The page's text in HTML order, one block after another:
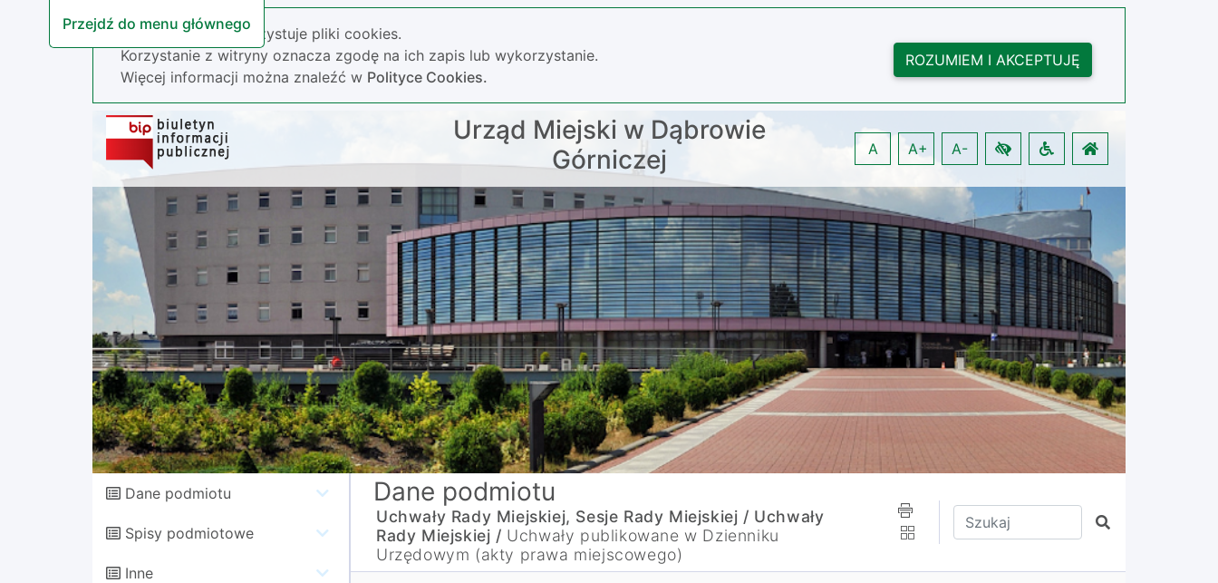
Przejdź do menu głównego
Nasza strona wykorzystuje pliki cookies.
Korzystanie z witryny oznacza zgodę na ich zapis lub wykorzystanie.
Więcej informacji można znaleźć w Polityce Cookies.
ROZUMIEM I AKCEPTUJĘ
Urząd Miejski w Dąbrowie
Górniczej
A A+ A-
Dane podmiotu
Spisy podmiotowe
Inne
Dane podmiotu
Uchwały Rady Miejskiej, Sesje Rady Miejskiej / Uchwały
Rady Miejskiej / Uchwały publikowane w Dzienniku
Urzędowym (akty prawa miejscowego)
Wpisz tekst do wyszukania
Szukaj